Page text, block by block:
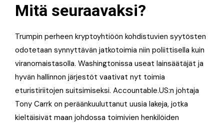
Mitä seuraavaksi?
Trumpin perheen kryptoyhtiöön kohdistuvien syytösten
odotetaan synnyttävän jatkotoimia niin poliittisella kuin
viranomaistasolla. Washingtonissa useat lainsäätäjät ja
hyvän hallinnon järjestöt vaativat nyt toimia
eturistiriitojen suitsimiseksi. Accountable.US:n johtaja
Tony Carrk on peräänkuuluttanut uusia lakeja, jotka
kieltäisivät maan johdossa toimivien henkilöiden